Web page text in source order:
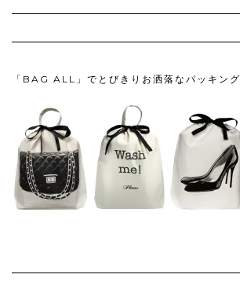
「BAG ALL」でとびきりお洒落なパッキング